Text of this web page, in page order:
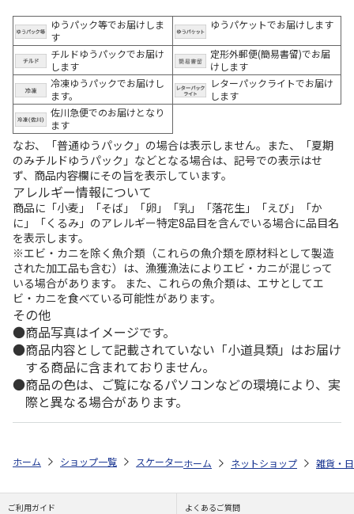
ゆうパック等でお届けしま
す
ゆうパケットでお届けします
チルドゆうパックでお届け
します
定形外郵便(簡易書留)でお届
けします
冷凍ゆうパックでお届けし
ます。
レターパックライトでお届け
します
佐川急便でのお届けとなり
ます
なお、「普通ゆうパック」の場合は表示しません。また、「夏期
のみチルドゆうパック」などとなる場合は、記号での表示はせ
ず、商品内容欄にその旨を表示しています。
アレルギー情報について
商品に「小麦」「そば」「卵」「乳」「落花生」「えび」「か
に」「くるみ」のアレルギー特定8品目を含んでいる場合に品目名
を表示します。
※エビ・カニを除く魚介類（これらの魚介類を原材料として製造
された加工品も含む）は、漁獲漁法によりエビ・カニが混じって
いる場合があります。 また、これらの魚介類は、エサとしてエ
ビ・カニを食べている可能性があります。
その他
商品写真はイメージです。
商品内容として記載されていない「小道具類」はお届け
する商品に含まれておりません。
商品の色は、ご覧になるパソコンなどの環境により、実
際と異なる場合があります。
ホーム ショップ一覧 スケーター 鉄製 ミニ玉子焼 ハローキティ＆タ
ホーム ネットショップ 雑貨・
ご利用ガイド よくあるご質問